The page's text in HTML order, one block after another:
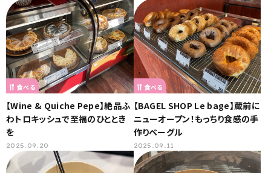
食べる
【Wine & Quiche Pepe】絶品ふ
わトロキッシュで至福のひととき
を
2025.09.20
食べる
【BAGEL SHOP Le bage】蔵前に
ニューオープン！もっちり食感の手
作りベーグル
2025.09.11